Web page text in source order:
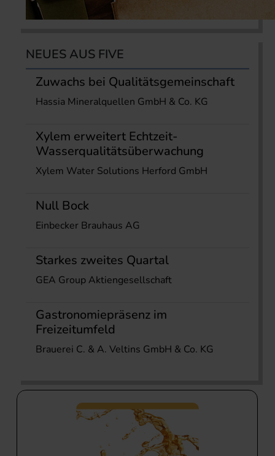
NEUES AUS FIVE
Zuwachs bei Qualitätsgemeinschaft
Hassia Mineralquellen GmbH & Co. KG
Xylem erweitert Echtzeit-
Wasserqualitätsüberwachung
Xylem Water Solutions Herford GmbH
Null Bock
Einbecker Brauhaus AG
Starkes zweites Quartal
GEA Group Aktiengesellschaft
Gastronomiepräsenz im
Freizeitumfeld
Brauerei C. & A. Veltins GmbH & Co. KG